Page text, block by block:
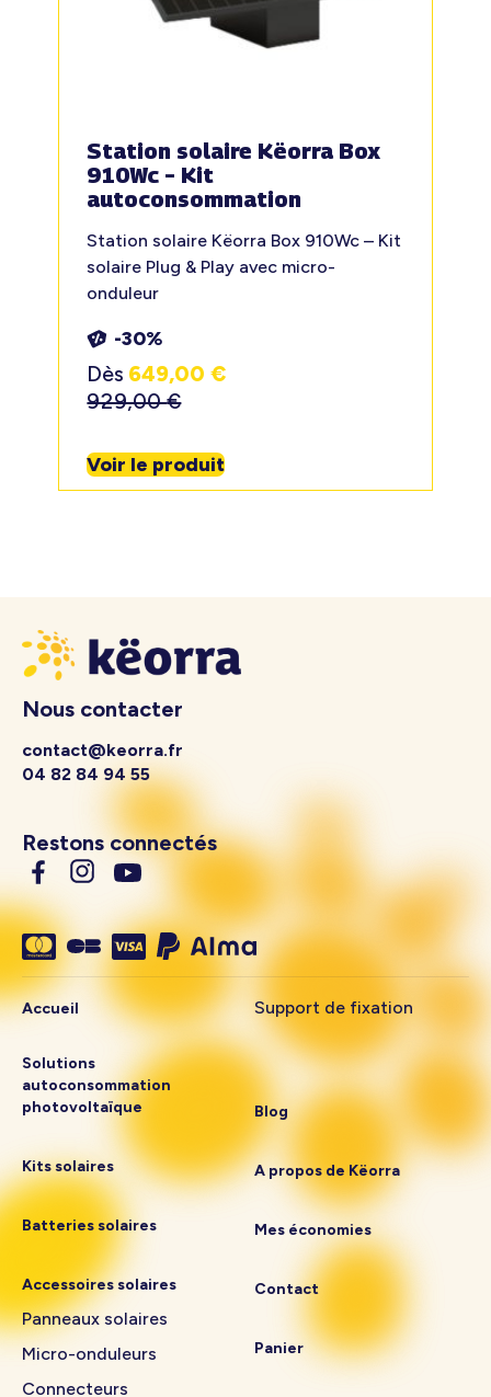
Station solaire Këorra Box
910Wc – Kit
autoconsommation
Station solaire Këorra Box 910Wc – Kit
solaire Plug & Play avec micro-
onduleur
-30%
Dès 649,00€
929,00€
Voir le produit
Nous contacter
contact@keorra.fr
04 82 84 94 55
Restons connectés
Accueil
Solutions
autoconsommation
photovoltaïque
Kits solaires
Batteries solaires
Accessoires solaires
Panneaux solaires
Micro-onduleurs
Connecteurs
Support de fixation
Blog
A propos de Këorra
Mes économies
Contact
Panier